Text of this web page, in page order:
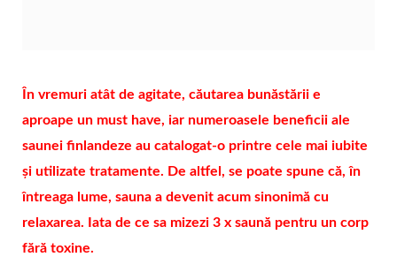
În vremuri atât de agitate, căutarea bunăstării e
aproape un must have, iar numeroasele beneficii ale
saunei finlandeze au catalogat-o printre cele mai iubite
și utilizate tratamente. De altfel, se poate spune că, în
întreaga lume, sauna a devenit acum sinonimă cu
relaxarea. Iata de ce sa mizezi 3 x saună pentru un corp
fără toxine.